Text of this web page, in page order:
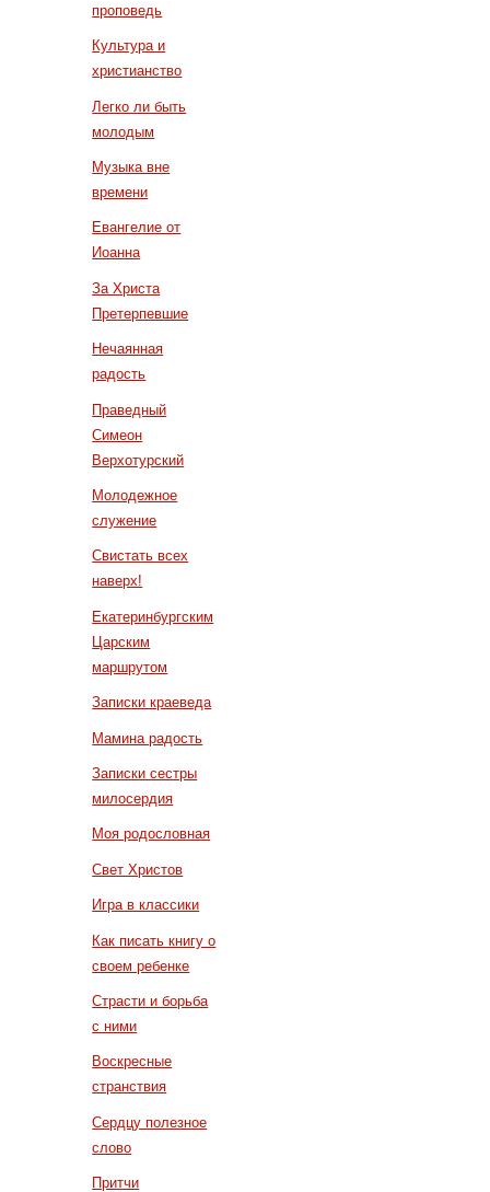
проповедь
Культура и
христианство
Легко ли быть
молодым
Музыка вне
времени
Евангелие от
Иоанна
За Христа
Претерпевшие
Нечаянная
радость
Праведный
Симеон
Верхотурский
Молодежное
служение
Свистать всех
наверх!
Екатеринбургским
Царским
маршрутом
Записки краеведа
Мамина радость
Записки сестры
милосердия
Моя родословная
Свет Христов
Игра в классики
Как писать книгу о
своем ребенке
Страсти и борьба
с ними
Воскресные
странствия
Сердцу полезное
слово
Притчи